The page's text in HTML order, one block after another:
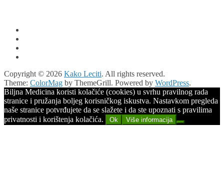
Copyright © 2026 Kako Leciti. All rights reserved.
Theme: ColorMag by ThemeGrill. Powered by WordPress.
Biljna Medicina koristi kolačiće (cookies) u svrhu pravilnog rada
stranice i pružanja boljeg korisničkog iskustva. Nastavkom pregleda
naše stranice potvrđujete da se slažete i da ste upoznati s pravilima
privatnosti i korištenja kolačića.
Ok Više informacija